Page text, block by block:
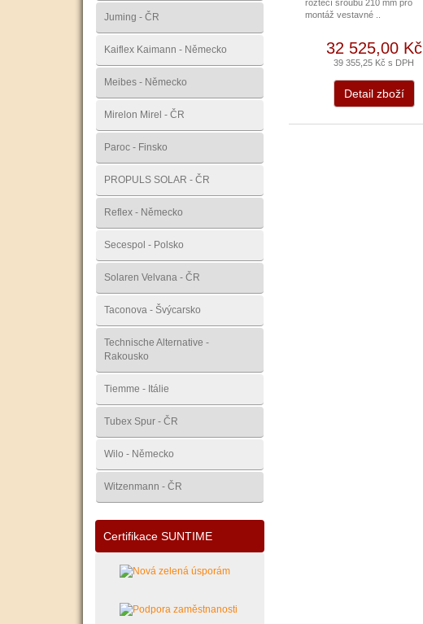
Juming - ČR
Kaiflex Kaimann - Německo
Meibes - Německo
Mirelon Mirel - ČR
Paroc - Finsko
PROPULS SOLAR - ČR
Reflex - Německo
Secespol - Polsko
Solaren Velvana - ČR
Taconova - Švýcarsko
Technische Alternative -
Rakousko
Tiemme - Itálie
Tubex Spur - ČR
Wilo - Německo
Witzenmann - ČR
Certifikace SUNTIME
roztečí šroubů 210 mm pro
montáž vestavné ..
32 525,00 Kč
39 355,25 Kč s DPH
Detail zboží